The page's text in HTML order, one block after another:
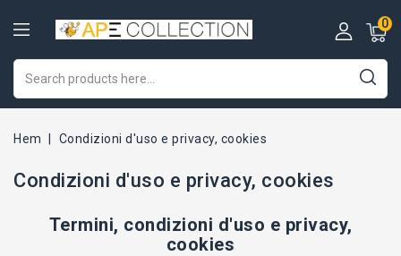
0
Hem Condizioni d'uso e privacy, cookies
Condizioni d'uso e privacy, cookies
Termini, condizioni d'uso e privacy,
cookies